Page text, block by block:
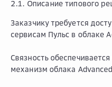
2.1. Описание типового
Заказчику требуется
сервисам Пульс в облаке
Связность
механизм облака